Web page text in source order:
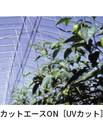
カットエースON［UVカット］